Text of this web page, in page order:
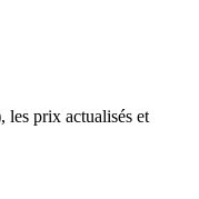
les prix actualisés et